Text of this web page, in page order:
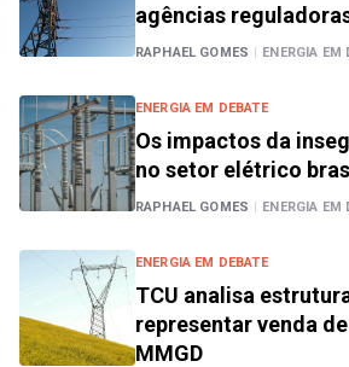
agências
RAPHAEL GOMES | ENERGIA EM
ENERGIA EM DEBATE
Os impactos da
no setor elétrico
RAPHAEL GOMES | ENERGIA EM
ENERGIA EM DEBATE
TCU analisa
representar venda
MMGD